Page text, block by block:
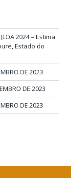
2024 – Estima
Estado do
DE 2023
DE 2023
DE 2023